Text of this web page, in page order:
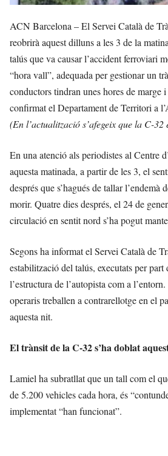
ACN Barcelona – El Servei Català de
reobrirà aquest dilluns a les 3 de la
talús que va causar l’accident ferroviari
“hora vall”, adequada per gestionar un
conductors tindran unes hores de marge
confirmat el Departament de Territori a
(En l’actualització s’afegeix que la C-
En una atenció als periodistes al
aquesta matinada, a partir de les 3, el
després que s’hagués de tallar
morir. Quatre dies després, el 24 de
circulació en sentit nord s’ha pogut
Segons ha informat el Servei Català de
estabilització del talús, executats per
l’estructura de l’autopista com a
operaris treballen a contrarellotge en el
aquesta nit.
El trànsit de la C-32 s’ha doblat
Lamiel ha subratllat que un tall com el
de 5.200 vehicles cada hora, és
implementat “han funcionat”.